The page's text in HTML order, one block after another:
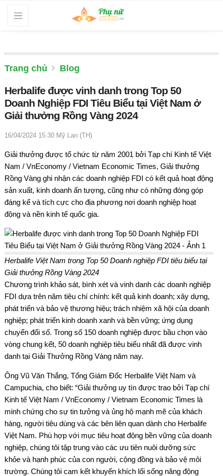
Trang chủ Blog
Herbalife được vinh danh trong Top 50
Doanh Nghiệp FDI Tiêu Biểu tại Việt Nam ở
Giải thưởng Rồng Vàng 2024
16/04/2024 15:30 Mỹ Lan (TH)
Giải thưởng được tổ chức từ năm 2001 bởi Tạp chí Kinh tế Việt
Nam / VnEconomy / Vietnam Economic Times, Giải thưởng
Rồng Vàng ghi nhận các doanh nghiệp FDI có kết quả hoạt động
sản xuất, kinh doanh ấn tượng, cũng như có những đóng góp
đáng kể và tích cực cho địa phương nơi doanh nghiệp hoạt
động và nền kinh tế quốc gia.
Herbalife Việt Nam trong Top 50 Doanh nghiệp FDI tiêu biểu tại
Giải thưởng Rồng Vàng 2024
Chương trình khảo sát, bình xét và vinh danh các doanh nghiệp
FDI dựa trên năm tiêu chí chính: kết quả kinh doanh; xây dựng,
phát triển và bảo vệ thương hiệu; trách nhiệm xã hội của doanh
nghiệp; phát triển kinh doanh xanh và bền vững; ứng dụng
chuyển đổi số. Trong số 150 doanh nghiệp được bầu chọn vào
vòng chung kết, 50 doanh nghiệp tiêu biểu nhất đã được vinh
danh tại Giải Thưởng Rồng Vàng năm nay.
Ông Vũ Văn Thắng, Tổng Giám Đốc Herbalife Việt Nam và
Campuchia, cho biết: “Giải thưởng uy tín được trao bởi Tạp chí
Kinh tế Việt Nam / VnEconomy / Vietnam Economic Times là
minh chứng cho sự tin tưởng và ủng hộ mạnh mẽ của khách
hàng, người tiêu dùng và các bên liên quan dành cho Herbalife
Việt Nam. Phù hợp với mục tiêu hoạt động bền vững của doanh
nghiệp, chúng tôi tập trung vào các ưu tiên nuôi dưỡng sức
khỏe và hạnh phúc của con người, cộng đồng và bảo vệ môi
trường. Chúng tôi cam kết khuyến khích lối sống năng động